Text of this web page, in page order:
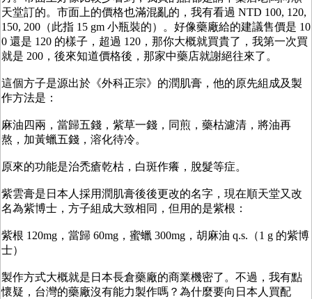
天堂訂的。市面上的價格也滿混亂的，我有看過 NTD 100, 120,
150, 200（此指 15 gm 小瓶裝的）。好像藥廠給的建議售價是 10
0 還是 120 的樣子，超過 120，那你大概就買貴了，我第一次買
就是 200，後來知道價格後，那家中藥店就謝絕往來了。
這個方子是源出於《外科正宗》的潤肌膏，他的原先組成及製
作方法是：
麻油四兩，當歸五錢，紫草一錢，同煎，藥枯濾清，將油再
熬，加黃蠟五錢，溶化待冷。
原來的功能是治禿瘡乾枯，白斑作癢，脫髮等症。
紫雲膏是日本人採用潤肌膏後後更改的名字，現在順天堂又改
名為紫博士，方子組成大致相同，但用的是紫根：
紫根 120mg，當歸 60mg，蜜蠟 300mg，胡麻油 q.s.（1 g 的紫博
士）
製作方式大概就是日本長倉藥廠的商業機密了。不過，我有點
懷疑，台灣的藥廠沒有能力製作嗎？為什麼要向日本人買配